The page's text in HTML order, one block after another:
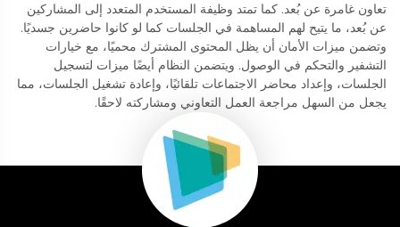
تعاون غامرة عن بُعد. كما تمتد وظيفة المستخدم المتعدد إلى المشاركين
عن بُعد، ما يتيح لهم المساهمة في الجلسات كما لو كانوا حاضرين جسديًا.
وتضمن ميزات الأمان أن يظل المحتوى المشترك محميًا، مع خيارات
التشفير والتحكم في الوصول. ويتضمن النظام أيضًا ميزات لتسجيل
الجلسات، وإعداد محاضر الاجتماعات تلقائيًا، وإعادة تشغيل الجلسات، مما
يجعل من السهل مراجعة العمل التعاوني ومشاركته لاحقًا.